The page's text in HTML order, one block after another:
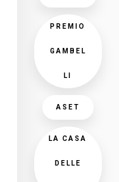
PREMIO
GAMBEL
LI
ASET
LA CASA
DELLE